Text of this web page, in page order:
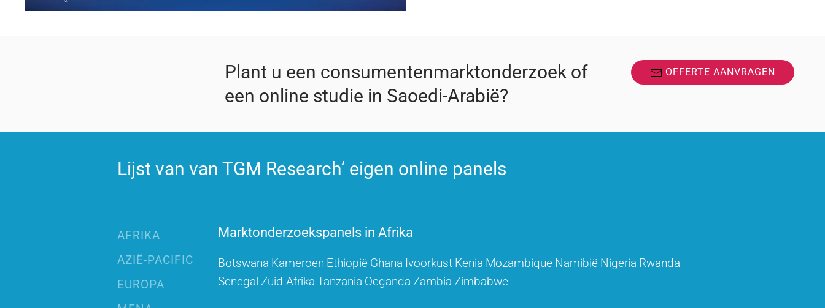
Plant u een consumentenmarktonderzoek of
een online studie in Saoedi-Arabië?
OFFERTE AANVRAGEN
Lijst van van TGM Research’ eigen online panels
AFRIKA
AZIË-PACIFIC
EUROPA
Marktonderzoekspanels in Afrika
Botswana Kameroen Ethiopië Ghana Ivoorkust Kenia Mozambique Namibië Nigeria Rwanda
Senegal Zuid-Afrika Tanzania Oeganda Zambia Zimbabwe